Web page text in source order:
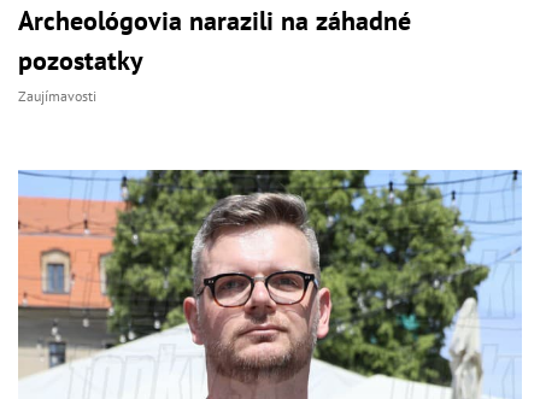
Archeológovia narazili na záhadné
pozostatky
Zaujímavosti